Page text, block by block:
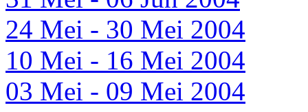
24 Mei - 30 Mei 2004
10 Mei - 16 Mei 2004
03 Mei - 09 Mei 2004